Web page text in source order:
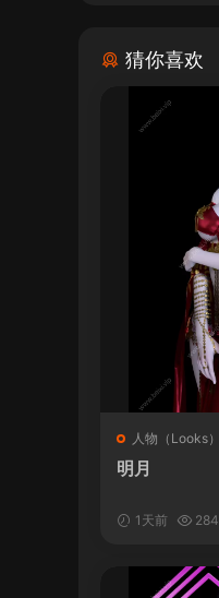
猜你喜欢
人物（Looks）
明月
1天前 284